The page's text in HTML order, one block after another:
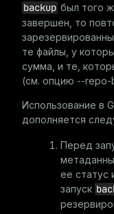
backup был того
завершен, то
те файлы, у
сумма, и те,
(см. опцию --repo-
Использование в
дополняется
Перед
ее статус
запуск